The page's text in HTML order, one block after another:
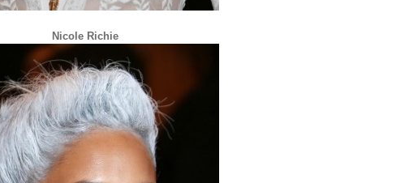
Nicole Richie